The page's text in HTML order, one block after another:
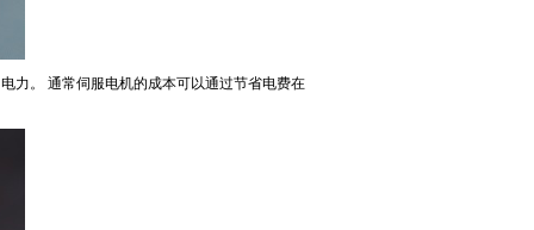
力。 通常伺服电机的成本可以通过节省电费在